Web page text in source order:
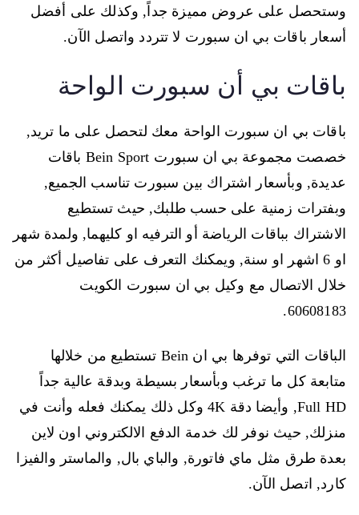
وستحصل على عروض مميزة جداً, وكذلك على أفضل
أسعار باقات بي ان سبورت لا تتردد واتصل الآن.
باقات بي أن سبورت الواحة
باقات بي ان سبورت الواحة معك لتحصل على ما تريد,
خصصت مجموعة بي ان سبورت Bein Sport باقات
عديدة, وبأسعار اشتراك بين سبورت تناسب الجميع,
وبفترات زمنية على حسب طلبك, حيث تستطيع
الاشتراك بباقات الرياضة أو الترفيه او كليهما, ولمدة شهر
او 6 اشهر او سنة, ويمكنك التعرف على تفاصيل أكثر من
خلال الاتصال مع وكيل بي ان سبورت الكويت
60608183.
الباقات التي توفرها بي ان Bein تستطيع من خلالها
متابعة كل ما ترغب وبأسعار بسيطة وبدقة عالية جداً
Full HD, وأيضا دقة 4K وكل ذلك يمكنك فعله وأنت في
منزلك, حيث نوفر لك خدمة الدفع الالكتروني اون لاين
بعدة طرق مثل ماي فاتورة, والباي بال, والماستر والفيزا
كارد, اتصل الآن.